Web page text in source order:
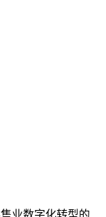
业数字化转型的